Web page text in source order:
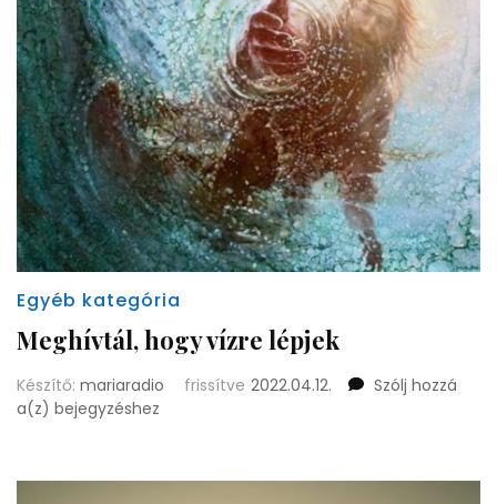
Egyéb kategória
Meghívtál, hogy vízre lépjek
Készítő: mariaradio frissítve 2022.04.12.
Szólj hozzá
a(z) Meghívtál,
lépjek
bejegyzéshez